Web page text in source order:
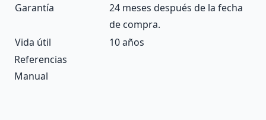
Garantía
24 meses después de la fecha
de compra.
Vida útil
10 años
Referencias
Manual